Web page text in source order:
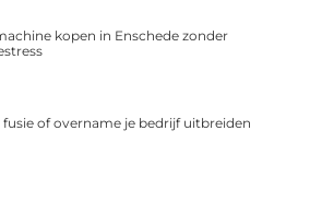
kopen in Enschede zonder
fusie of overname je bedrijf uitbreiden